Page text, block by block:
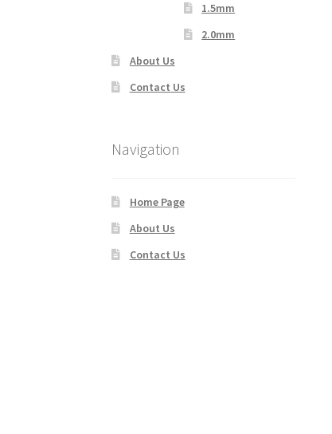
1.5mm
2.0mm
About Us
Contact Us
Navigation
Home Page
About Us
Contact Us